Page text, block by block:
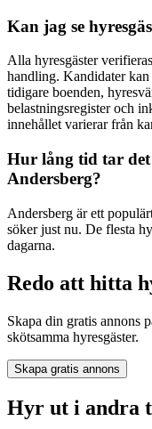
Kan jag se
Alla hyresgäster
handling. Kandidater
tidigare boenden,
belastningsregister och
innehållet varierar från
Hur lång tid tar
Andersberg?
Andersberg är ett
söker just nu. De flesta
dagarna.
Redo att hitta
Skapa din gratis annons
skötsamma hyresgäster.
Skapa gratis annons
Hyr ut i andra